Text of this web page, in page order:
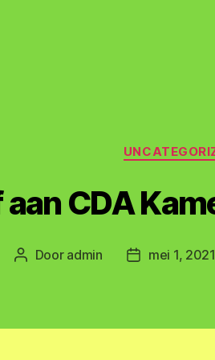
CDA
Berichtauteur
Door admin Berichtdatum
mei 1, 2021